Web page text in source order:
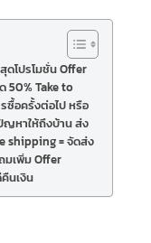
โปรโมชั่น Offer
50% Take to
ซื้อครั้งต่อไป หรือ
ญหาให้ถึงบ้าน ส่ง
shipping = จัดส่ง
มเพิ่ม Offer
นเงิน